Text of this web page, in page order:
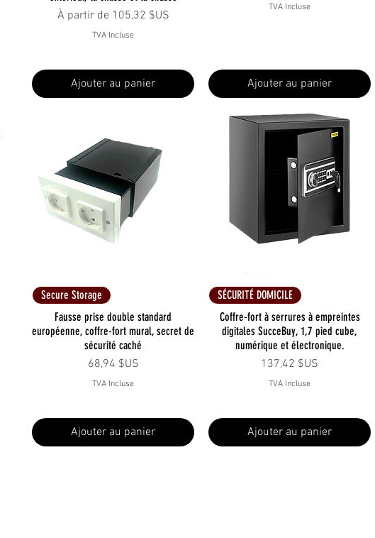
À partir de 105,32 $US
Prix promotionnel
TVA Incluse
Ajouter au panier
TVA Incluse
Ajouter au panier
Aperçu rapide
Secure Storage
Fausse prise double standard
européenne, coffre-fort mural, secret de
sécurité caché
Prix
68,94 $US
TVA Incluse
Ajouter au panier
Aperçu rapide
SÉCURITÉ DOMICILE
Coffre-fort à serrures à empreintes
digitales SucceBuy, 1,7 pied cube,
numérique et électronique.
Prix
137,42 $US
TVA Incluse
Ajouter au panier